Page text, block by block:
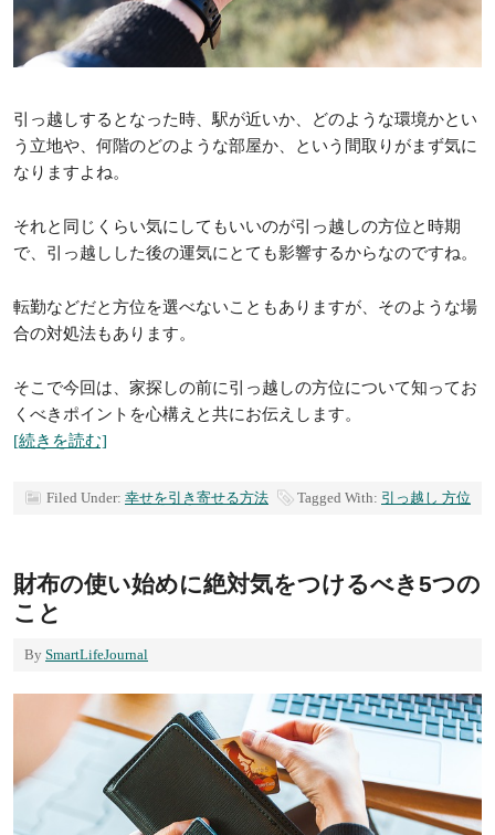
引っ越しするとなった時、駅が近いか、どのような環境かとい
う立地や、何階のどのような部屋か、という間取りがまず気に
なりますよね。
それと同じくらい気にしてもいいのが引っ越しの方位と時期
で、引っ越しした後の運気にとても影響するからなのですね。
転勤などだと方位を選べないこともありますが、そのような場
合の対処法もあります。
そこで今回は、家探しの前に引っ越しの方位について知ってお
くべきポイントを心構えと共にお伝えします。
[続きを読む]
Filed Under: 幸せを引き寄せる方法 Tagged With: 引っ越し 方位
財布の使い始めに絶対気をつけるべき5つの
こと
By SmartLifeJournal